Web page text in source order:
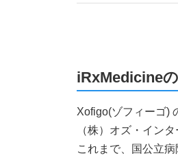
iRxMedicine
Xofigo(ゾフィーゴ)
（株）オズ・イン
これまで、国公立